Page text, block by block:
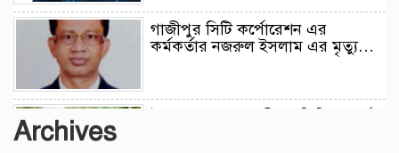
গাজীপুর সিটি কর্পোরেশন এর
কর্মকর্তার নজরুল ইসলাম এর মৃত্যু…
Archives